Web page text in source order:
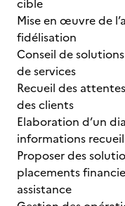
cible
Mise en œuvre de
fidélisation
Conseil de
de services
Recueil des
des clients
Elaboration d’un
informations
Proposer des
placements
assistance